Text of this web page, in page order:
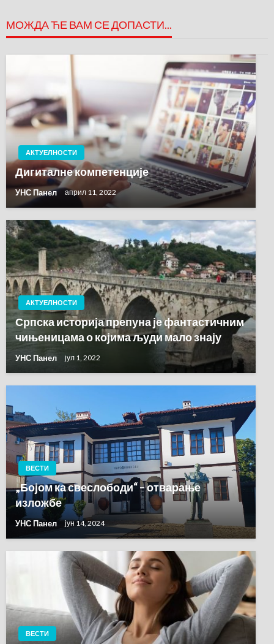
МОЖДА ЋЕ ВАМ СЕ ДОПАСТИ...
АКТУЕЛНОСТИ
Дигиталне компетенције
УНС Панел април 11, 2022
АКТУЕЛНОСТИ
Српска историја препуна је фантастичним
чињеницама о којима људи мало знају
УНС Панел јул 1, 2022
ВЕСТИ
„Бојом ка свеслободи“ – отварање
изложбе
УНС Панел јун 14, 2024
ВЕСТИ